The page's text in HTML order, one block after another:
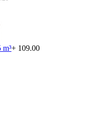
m³+ 109.00